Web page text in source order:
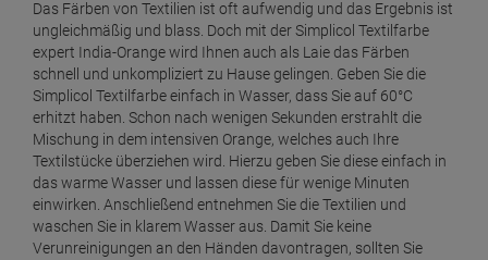
Das Färben von Textilien ist oft aufwendig und das Ergebnis ist
ungleichmäßig und blass. Doch mit der Simplicol Textilfarbe
expert India-Orange wird Ihnen auch als Laie das Färben
schnell und unkompliziert zu Hause gelingen. Geben Sie die
Simplicol Textilfarbe einfach in Wasser, dass Sie auf 60°C
erhitzt haben. Schon nach wenigen Sekunden erstrahlt die
Mischung in dem intensiven Orange, welches auch Ihre
Textilstücke überziehen wird. Hierzu geben Sie diese einfach in
das warme Wasser und lassen diese für wenige Minuten
einwirken. Anschließend entnehmen Sie die Textilien und
waschen Sie in klarem Wasser aus. Damit Sie keine
Verunreinigungen an den Händen davontragen, sollten Sie